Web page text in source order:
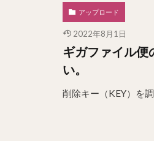
アップロード
2022年8月1日
ギガファイル便
い。
削除キー（KEY）を